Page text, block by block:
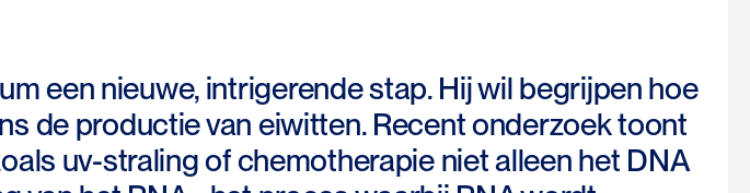
een nieuwe, intrigerende stap. Hij wil begrijpen hoe
de productie van eiwitten. Recent onderzoek toont
uv-straling of chemotherapie niet alleen het DNA